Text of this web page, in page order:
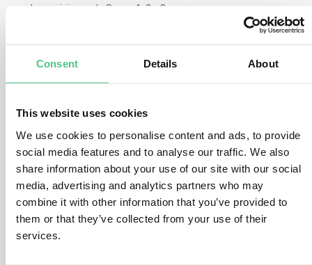
Consent Details About
This website uses cookies
We use cookies to personalise content and ads, to provide
social media features and to analyse our traffic. We also
share information about your use of our site with our social
media, advertising and analytics partners who may
combine it with other information that you’ve provided to
them or that they’ve collected from your use of their
services.
para las emisiones de Scope 1, 2 y 3.
Aprenda cómo gestionan sus homólogos la recopilación de datos
sobre GEI, cómo adaptarse a las próximas normas de notificación
desarrollados con socios expertos.
creando un espacio de confianza para compartir experiencias y
reforzar el enfoque de contabilidad del carbono de su empresa.
El Protocolo de GEI proporciona las
gasesde efecto invernadero más utilizadas en el mundo,
diseñadas para ofrecer un marco a empresas, gobiernos y otras
entidades para medir y notificar sus emisiones de gases de efecto
invernadero.